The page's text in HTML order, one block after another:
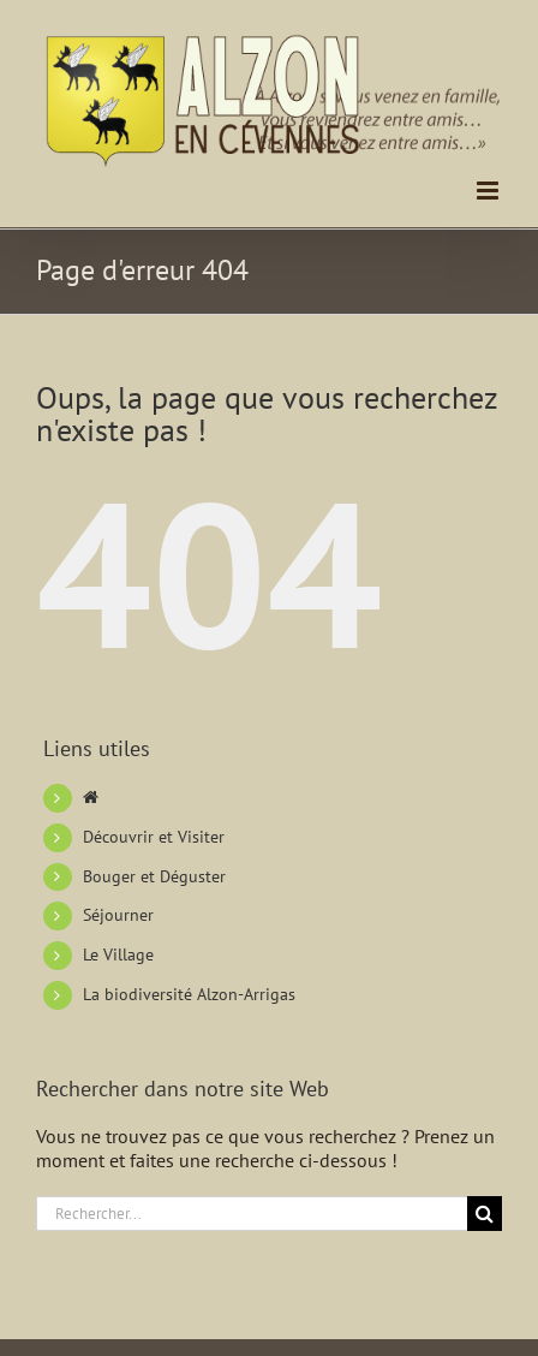
contenu
Page d'erreur 404
Oups, la page que vous recherchez
n'existe pas !
404
Liens utiles
Découvrir et Visiter
Bouger et Déguster
Séjourner
Le Village
La biodiversité Alzon-Arrigas
Rechercher dans notre site Web
Vous ne trouvez pas ce que vous recherchez ? Prenez un
moment et faites une recherche ci-dessous !
Rechercher: